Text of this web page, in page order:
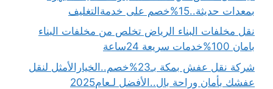
بمعدات حديثة..15%خصم على خدمةالتغليف
نقل مخلفات البناء الرياض تخلص من مخلفات البناء
بامان 100%خدمات سريعة 24ساعة
شركة نقل عفش بمكة بـ23%خصم..الخيارالأمثل لنقل
عفشك بأمان وراحة بال..الأفضل لـعام2025